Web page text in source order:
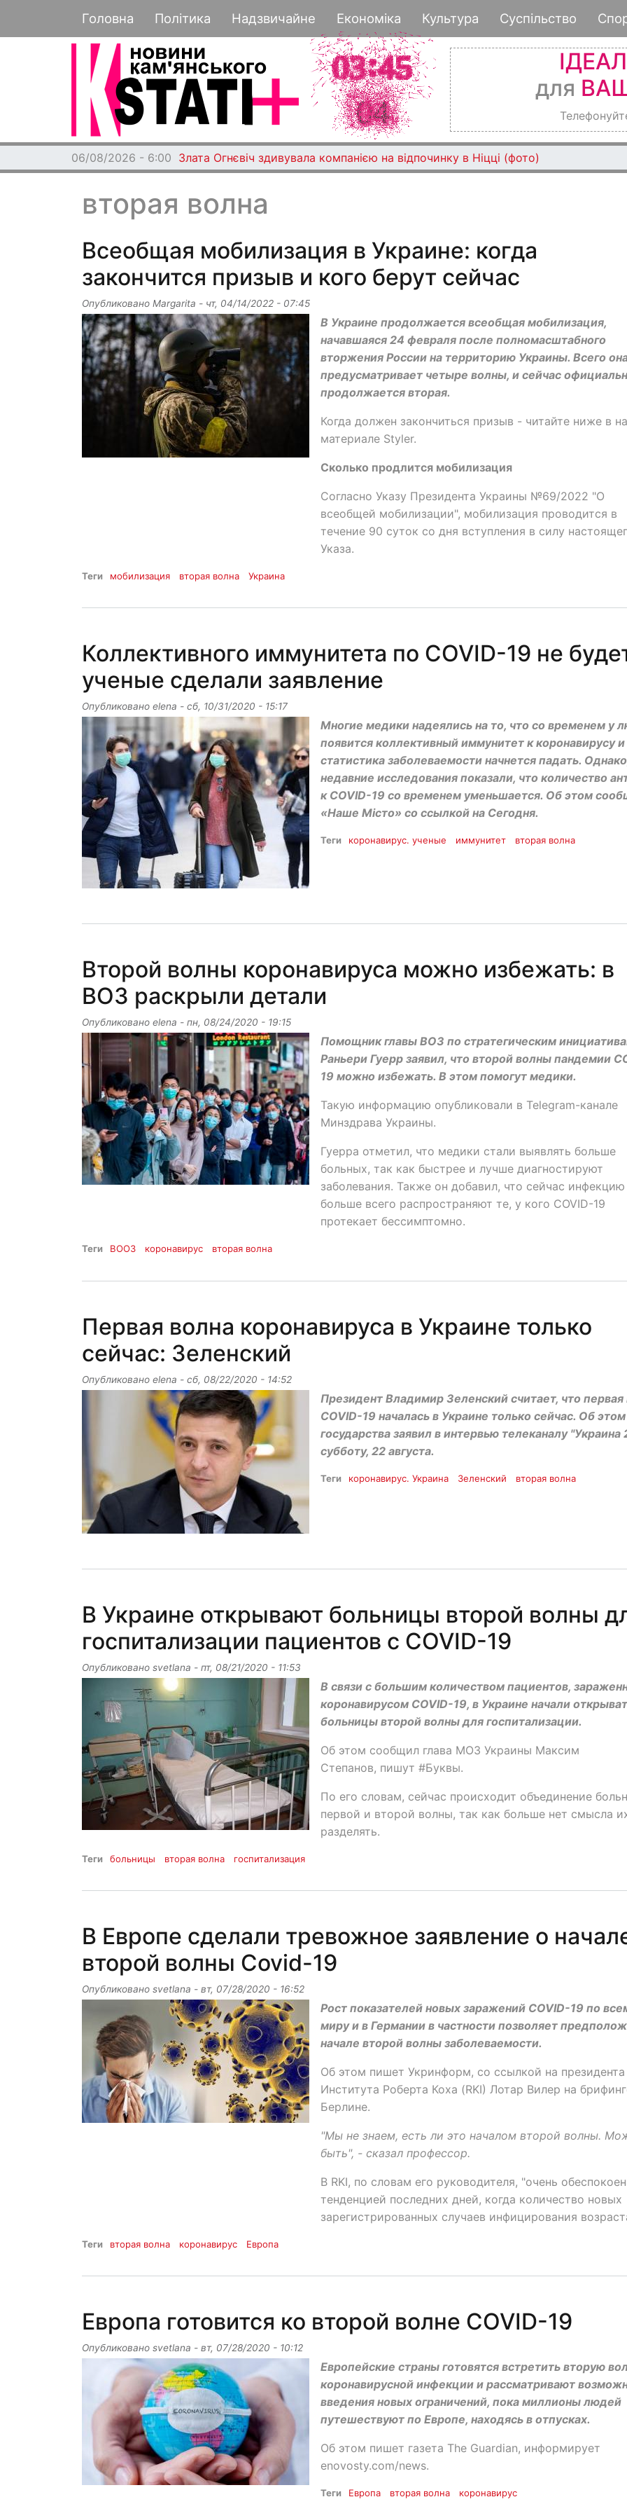
к
основному
Основная навигация
Головна Політика Надзвичайне Економіка Культура Суспільство
для
06/08/2026 - 6:00 Злата Огнєвіч здивувала компанією на відпочинку в Ніцці (фото)
вторая волна
Всеобщая мобилизация в Украине: когда
закончится призыв и кого берут сейчас
Опубликовано Margarita - чт, 04/14/2022 - 07:45
В Украине продолжается всеобщая мобилизация,
начавшаяся 24 февраля после полномасштабного
вторжения России на территорию Украины. Всего
предусматривает четыре волны, и сейчас
продолжается вторая.
Когда должен закончиться призыв - читайте ниже в
материале Styler.
Сколько продлится мобилизация
Согласно Указу Президента Украины №69/2022 "О
всеобщей мобилизации", мобилизация проводится в
течение 90 суток со дня вступления в силу
Указа.
Теги мобилизация вторая волна Украина
Коллективного иммунитета по COVID-19 не
ученые сделали заявление
Опубликовано elena - сб, 10/31/2020 - 15:17
Многие медики надеялись на то, что со временем у
появится коллективный иммунитет к коронавирусу и
статистика заболеваемости начнется падать.
недавние исследования показали, что количество
к COVID-19 со временем уменьшается. Об этом
«Наше Місто» со ссылкой на Сегодня.
Теги коронавирус. ученые иммунитет вторая волна
Второй волны коронавируса можно избежать: в
ВОЗ раскрыли детали
Опубликовано elena - пн, 08/24/2020 - 19:15
Помощник главы ВОЗ по стратегическим
Раньери Гуерр заявил, что второй волны пандемии
19 можно избежать. В этом помогут медики.
Такую информацию опубликовали в Telegram-канале
Минздрава Украины.
Гуерра отметил, что медики стали выявлять больше
больных, так как быстрее и лучше диагностируют
заболевания. Также он добавил, что сейчас инфекцию
больше всего распространяют те, у кого COVID-19
протекает бессимптомно.
Теги ВООЗ коронавирус вторая волна
Первая волна коронавируса в Украине только
сейчас: Зеленский
Опубликовано elena - сб, 08/22/2020 - 14:52
Президент Владимир Зеленский считает, что первая
COVID-19 началась в Украине только сейчас. Об этом
государства заявил в интервью телеканалу "Украина
субботу, 22 августа.
Теги коронавирус. Украина Зеленский вторая волна
В Украине открывают больницы второй волны
госпитализации пациентов с COVID-19
Опубликовано svetlana - пт, 08/21/2020 - 11:53
В связи с большим количеством пациентов,
коронавирусом COVID-19, в Украине начали
больницы второй волны для госпитализации.
Об этом сообщил глава МОЗ Украины Максим
Степанов, пишут #Буквы.
По его словам, сейчас происходит объединение
первой и второй волны, так как больше нет смысла
разделять.
Теги больницы вторая волна госпитализация
В Европе сделали тревожное заявление о
второй волны Covid-19
Опубликовано svetlana - вт, 07/28/2020 - 16:52
Рост показателей новых заражений COVID-19 по
миру и в Германии в частности позволяет
начале второй волны заболеваемости.
Об этом пишет Укринформ, со ссылкой на президента
Института Роберта Коха (RKI) Лотар Вилер на
Берлине.
"Мы не знаем, есть ли это началом второй волны.
быть", - сказал профессор.
В RKI, по словам его руководителя, "очень
тенденцией последних дней, когда количество новых
зарегистрированных случаев инфицирования
Теги вторая волна коронавирус Европа
Европа готовится ко второй волне COVID-19
Опубликовано svetlana - вт, 07/28/2020 - 10:12
Европейские страны готовятся встретить вторую
коронавирусной инфекции и рассматривают
введения новых ограничений, пока миллионы людей
путешествуют по Европе, находясь в отпусках.
Об этом пишет газета The Guardian, информирует
enovosty.com/news.
Теги Европа вторая волна коронавирус